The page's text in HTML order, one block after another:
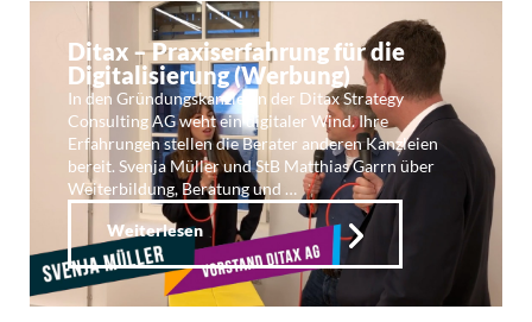
Ditax – Praxiserfahrung für die
Digitalisierung (Werbung)
In den Gründungskanzleien der Ditax Strategy
Consulting AG weht ein digitaler Wind. Ihre
Erfahrungen stellen die Berater anderen Kanzleien
bereit. Svenja Müller und StB Matthias Garrn über
Weiterbildung, Beratung und …
Weiterlesen